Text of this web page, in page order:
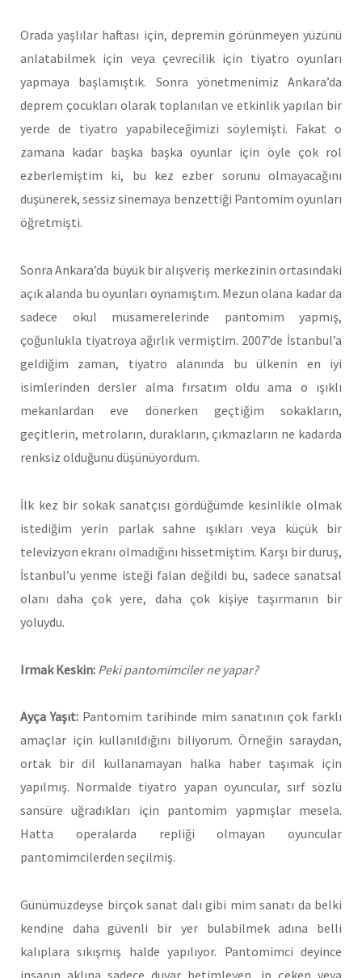
Orada yaşlılar haftası için, depremin görünmeyen yüzünü
anlatabilmek için veya çevrecilik için tiyatro oyunları
yapmaya başlamıştık. Sonra yönetmenimiz Ankara’da
deprem çocukları olarak toplanılan ve etkinlik yapılan bir
yerde de tiyatro yapabileceğimizi söylemişti. Fakat o
zamana kadar başka başka oyunlar için öyle çok rol
ezberlemiştim ki, bu kez ezber sorunu olmayacağını
düşünerek, sessiz sinemaya benzettiği Pantomim oyunları
öğretmişti.
Sonra Ankara’da büyük bir alışveriş merkezinin ortasındaki
açık alanda bu oyunları oynamıştım. Mezun olana kadar da
sadece okul müsamerelerinde pantomim yapmış,
çoğunlukla tiyatroya ağırlık vermiştim. 2007’de İstanbul’a
geldiğim zaman, tiyatro alanında bu ülkenin en iyi
isimlerinden dersler alma fırsatım oldu ama o ışıklı
mekanlardan eve dönerken geçtiğim sokakların,
geçitlerin, metroların, durakların, çıkmazların ne kadarda
renksiz olduğunu düşünüyordum.
İlk kez bir sokak sanatçısı gördüğümde kesinlikle olmak
istediğim yerin parlak sahne ışıkları veya küçük bir
televizyon ekranı olmadığını hissetmiştim. Karşı bir duruş,
İstanbul’u yenme isteği falan değildi bu, sadece sanatsal
olanı daha çok yere, daha çok kişiye taşırmanın bir
yoluydu.
Irmak Keskin: Peki pantomimciler ne yapar?
Ayça Yaşıt: Pantomim tarihinde mim sanatının çok farklı
amaçlar için kullanıldığını biliyorum. Örneğin saraydan,
ortak bir dil kullanamayan halka haber taşımak için
yapılmış. Normalde tiyatro yapan oyuncular, sırf sözlü
sansüre uğradıkları için pantomim yapmışlar mesela.
Hatta operalarda repliği olmayan oyuncular
pantomimcilerden seçilmiş.
Günümüzdeyse birçok sanat dalı gibi mim sanatı da belki
kendine daha güvenli bir yer bulabilmek adına belli
kalıplara sıkışmış halde yapılıyor. Pantomimci deyince
insanın aklına sadece duvar betimleyen, ip çeken veya